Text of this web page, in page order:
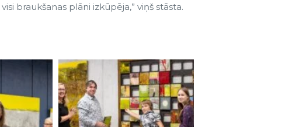
braukšanas plāni izkūpēja,” viņš stāsta.